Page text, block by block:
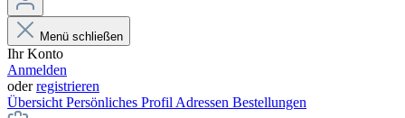
Menü schließen
Ihr Konto
Anmelden
oderregistrieren
Übersicht Persönliches Profil Adressen Bestellungen